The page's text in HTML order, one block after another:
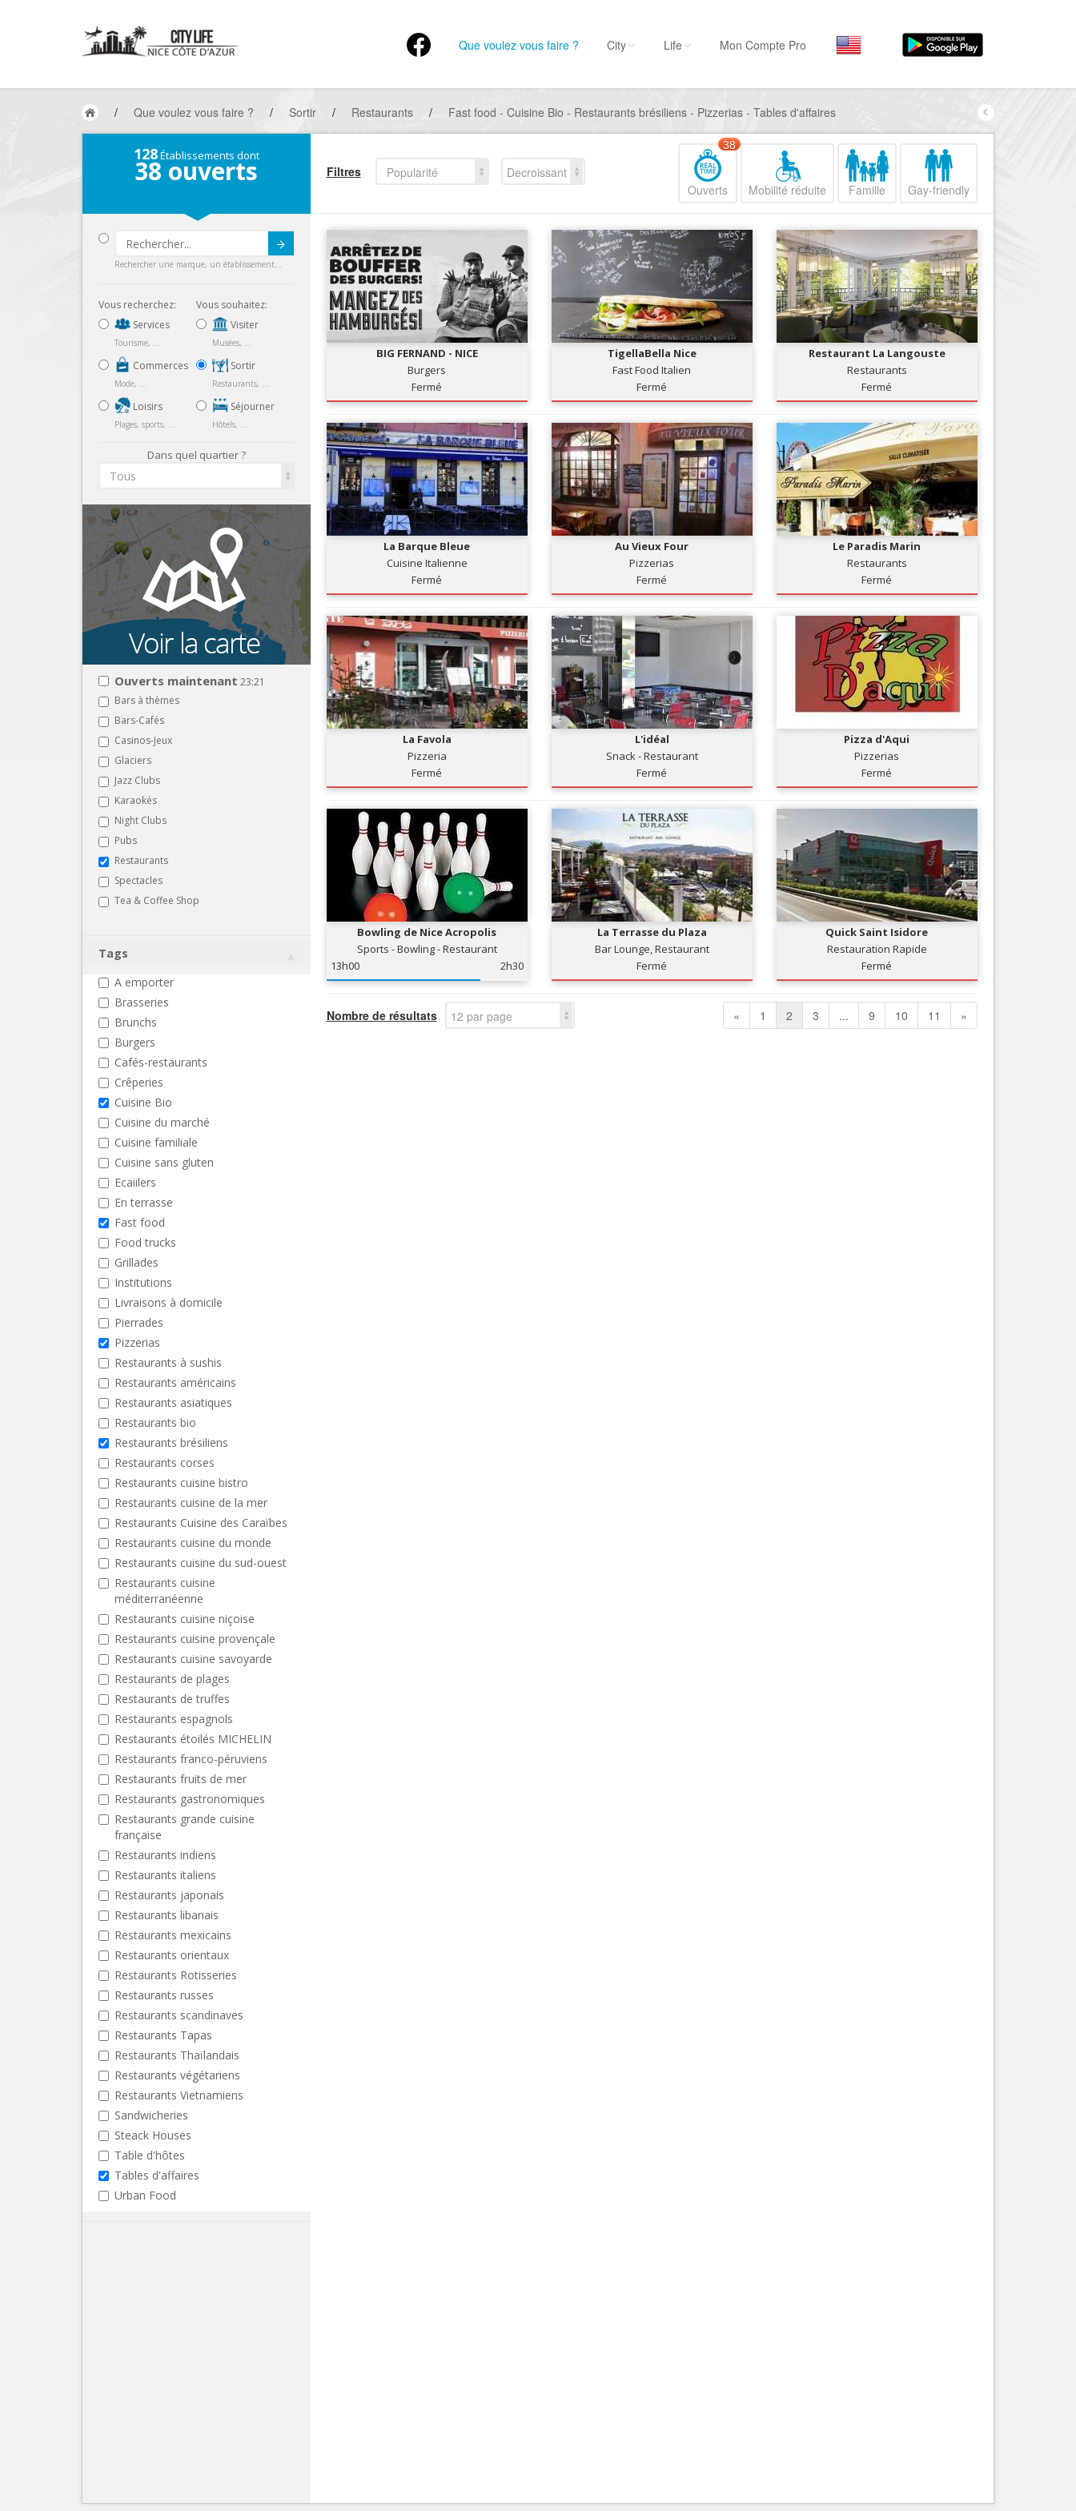
Que voulez vous faire ?
Par activité
Hôtels, ...
Visiter
Sortir
Restaurants, ...
Commerces
Mode, ...
Loisirs
Plages, sports, ...
Tourisme, ...
Par quartiers
Nice Promenade du
Nice le Port
Nice le Vieux Nice
Nice le Coeur de Ville
Nice les Collines Niçoises
Nice le petit Marais Niçois
Nice la plaine du Var
Nice Aéroport
City Life Mon Compte Pro
/ Que voulez vous faire ? / Sortir / Restaurants / Fast food - Cuisine Bio - Restaurants brésiliens - Pizzerias - Tables d'affaires
128Établissements dont
38 ouverts
Rechercher une marque, un établissement...
Vous recherchez:
Services
Tourisme, ...
Commerces
Mode, ...
Loisirs
Plages, sports, ...
Vous souhaitez:
Visiter
Musées, ...
Sortir
Restaurants, ...
Séjourner
Hôtels, ...
Dans quel quartier ?
Tous
Ouverts maintenant 23:21
Bars à thèmes
Bars-Cafés
Casinos-Jeux
Glaciers
Jazz Clubs
Karaokés
Night Clubs
Pubs
Restaurants
Spectacles
Tea & Coffee Shop
Tags
A emporter
Brasseries
Brunchs
Burgers
Cafés-restaurants
Crêperies
Cuisine Bio
Cuisine du marché
Cuisine familiale
Cuisine sans gluten
Ecaiilers
En terrasse
Fast food
Food trucks
Grillades
Institutions
Livraisons à domicile
Pierrades
Pizzerias
Restaurants à sushis
Restaurants américains
Restaurants asiatiques
Restaurants bio
Restaurants brésiliens
Restaurants corses
Restaurants cuisine bistro
Restaurants cuisine de la mer
Restaurants Cuisine des Caraïbes
Restaurants cuisine du monde
Restaurants cuisine du sud-ouest
Restaurants cuisine
méditerranéenne
Restaurants cuisine niçoise
Restaurants cuisine provençale
Restaurants cuisine savoyarde
Restaurants de plages
Restaurants de truffes
Restaurants espagnols
Restaurants étoilés MICHELIN
Restaurants franco-péruviens
Restaurants fruits de mer
Restaurants gastronomiques
Restaurants grande cuisine
française
Restaurants indiens
Restaurants italiens
Restaurants japonais
Restaurants libanais
Restaurants mexicains
Restaurants orientaux
Restaurants Rotisseries
Restaurants russes
Restaurants scandinaves
Restaurants Tapas
Restaurants Thaïlandais
Restaurants végétariens
Restaurants Vietnamiens
Sandwicheries
Steack Houses
Table d'hôtes
Tables d'affaires
Urban Food
Filtres Popularité
Decroissant
Ouverts
38
Mobilité réduite Famille Gay-friendly
BIG FERNAND - NICE
Burgers
Fermé
TigellaBella Nice
Fast Food Italien
Fermé
Restaurant La Langouste
Restaurants
Fermé
La Barque Bleue
Cuisine Italienne
Fermé
Au Vieux Four
Pizzerias
Fermé
Le Paradis Marin
Restaurants
Fermé
La Favola
Pizzeria
Fermé
L'idéal
Snack - Restaurant
Fermé
Pizza d'Aqui
Pizzerias
Fermé
Bowling de Nice Acropolis
Sports - Bowling - Restaurant
13h00
2h30
La Terrasse du Plaza
Bar Lounge, Restaurant
Fermé
Quick Saint Isidore
Restauration Rapide
Fermé
Nombre de résultats 12 par page « 1 2 3 ... 9 10 11 »